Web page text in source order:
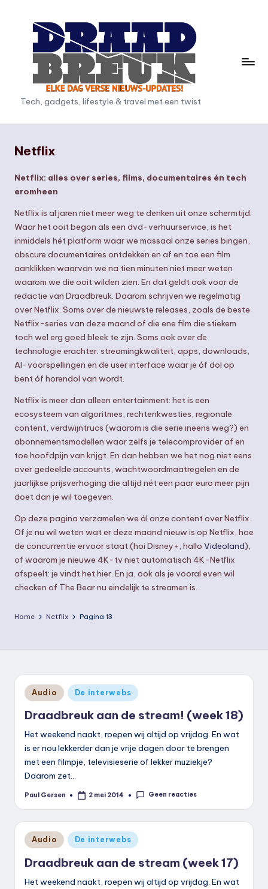
D
r
a
d
r
e
u
k
.
n
l
Tech, gadgets, lifestyle & travel met een twist
Netflix
Netflix: alles over series, films, documentaires én tech
eromheen
Netflix is al jaren niet meer weg te denken uit onze schermtijd.
Waar het ooit begon als een dvd-verhuurservice, is het
inmiddels hét platform waar we massaal onze series bingen,
obscure documentaires ontdekken en af en toe een film
aanklikken waarvan we na tien minuten niet meer weten
waarom we die ooit wilden zien. En dat geldt ook voor de
redactie van Draadbreuk. Daarom schrijven we regelmatig
over Netflix. Soms over de nieuwste releases, zoals de beste
Netflix-series van deze maand of die ene film die stiekem
toch wel erg goed bleek te zijn. Soms ook over de
technologie erachter: streamingkwaliteit, apps, downloads,
AI-voorspellingen en de user interface waar je óf dol op
bent óf horendol van wordt.
Netflix is meer dan alleen entertainment: het is een
ecosysteem van algoritmes, rechtenkwesties, regionale
content, verdwijntrucs (waarom is die serie ineens weg?) en
abonnementsmodellen waar zelfs je telecomprovider af en
toe hoofdpijn van krijgt. En dan hebben we het nog niet eens
over gedeelde accounts, wachtwoordmaatregelen en de
jaarlijkse prijsverhoging die altijd nét een paar euro meer pijn
doet dan je wil toegeven.
Op deze pagina verzamelen we ál onze content over Netflix.
Of je nu wil weten wat er deze maand nieuw is op Netflix, hoe
de concurrentie ervoor staat (hoi Disney+, hallo Videoland),
of waarom je nieuwe 4K-tv niet automatisch 4K-Netflix
afspeelt: je vindt het hier. En ja, ook als je vooral even wil
checken of The Bear nu eindelijk te streamen is.
Home Netflix Pagina 13
Geplaatst
in
Audio De interwebs
Draadbreuk aan de stream! (week 18)
Het weekend naakt, roepen wij altijd op vrijdag. En wat
is er nou lekkerder dan je vrije dagen door te brengen
met een filmpje, televisieserie of lekker muziekje?
Daarom zet…
Geplaatst
Paul Gersen 2 mei 2014 Geen reacties
Geplaatst
Audio De interwebs
Draadbreuk aan de stream (week 17)
Het weekend naakt, roepen wij altijd op vrijdag. En wat